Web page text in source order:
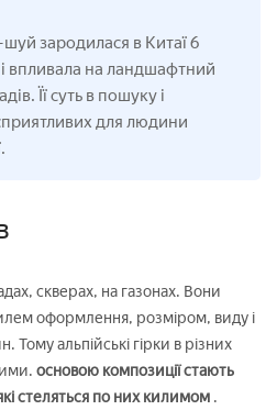
зародилася в Китаї 6
впливала на ландшафтний
Її суть в пошуку і
для людини
скверах, на газонах. Вони
оформлення, розміром, виду і
Тому альпійські гірки в різних
основою композиції стають
стеляться по них килимом .